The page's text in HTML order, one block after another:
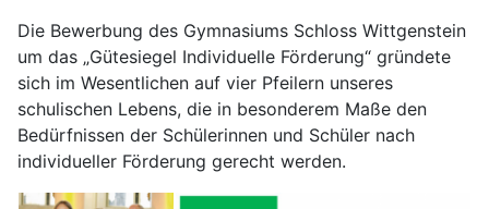
Die Bewerbung des Gymnasiums Schloss Wittgenstein
um das „Gütesiegel Individuelle Förderung“ gründete
sich im Wesentlichen auf vier Pfeilern unseres
schulischen Lebens, die in besonderem Maße den
Bedürfnissen der Schülerinnen und Schüler nach
individueller Förderung gerecht werden.